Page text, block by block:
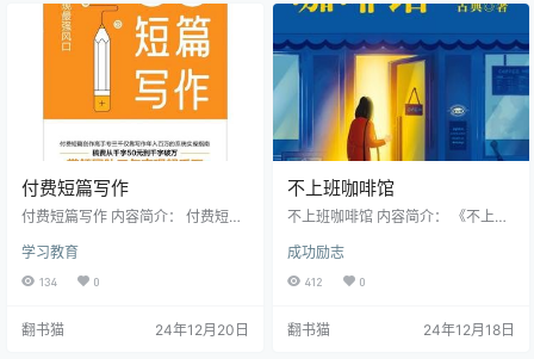
得以一窥投行世界的真实面貌。 作
为一本全面的投行工作指南，本书
分为三大板块：投行工作体验、业
务知识扫盲及投资指南、入职攻略
等。通过生动有趣的叙述方式，书
企业管理格局，软件开发者已成为
数字经济竞争中不可或缺的中坚力
量。但遗憾的是，许多企业仍将开
发者局限于"数字工厂打工人&qu…
付费短篇写作
付费短篇写作 内容简介： 付费短篇
方式。这种创作形式以其简短精
炼、题材新颖、情感充沛的特点吸
灵活和有利的创作环境。 本书作者
学习教育
134 0
翻书猫 24年12月20日
不上班咖啡馆
不上班咖啡馆 内容简介： 《不上班
年的新作。这本书以一家特殊的咖
啡馆为背景,探讨了当代职场人面临
望追求更有意义的人生。 书中通过
成功励志
412 0
翻书猫 24年12月18日